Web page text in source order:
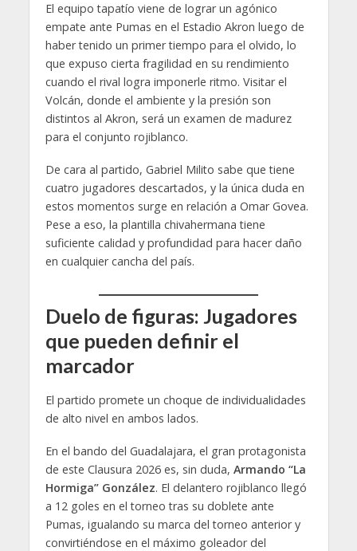
El equipo tapatío viene de lograr un agónico
empate ante Pumas en el Estadio Akron luego de
haber tenido un primer tiempo para el olvido, lo
que expuso cierta fragilidad en su rendimiento
cuando el rival logra imponerle ritmo. Visitar el
Volcán, donde el ambiente y la presión son
distintos al Akron, será un examen de madurez
para el conjunto rojiblanco.
De cara al partido, Gabriel Milito sabe que tiene
cuatro jugadores descartados, y la única duda en
estos momentos surge en relación a Omar Govea.
Pese a eso, la plantilla chivahermana tiene
suficiente calidad y profundidad para hacer daño
en cualquier cancha del país.
Duelo de figuras: Jugadores
que pueden definir el
marcador
El partido promete un choque de individualidades
de alto nivel en ambos lados.
En el bando del Guadalajara, el gran protagonista
de este Clausura 2026 es, sin duda, Armando “La
Hormiga” González. El delantero rojiblanco llegó
a 12 goles en el torneo tras su doblete ante
Pumas, igualando su marca del torneo anterior y
convirtiéndose en el máximo goleador del